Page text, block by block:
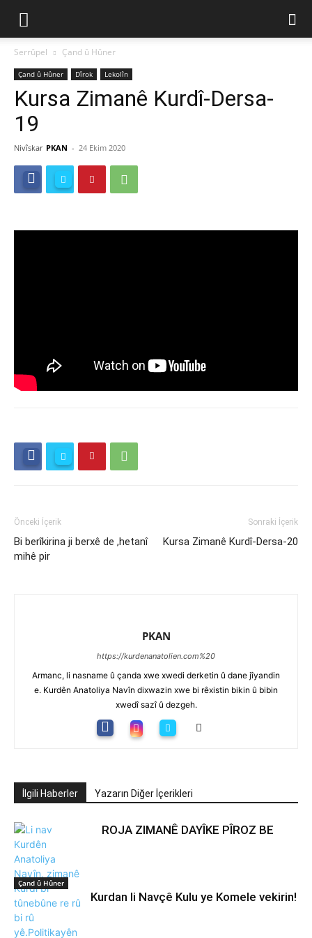
Serrûpel Çand û Hûner
Çand û Hûner Dîrok Lekolîn
Kursa Zimanê Kurdî-Dersa-
19
Nivîskar PKAN - 24 Ekim 2020
Önceki İçerik
Bi berîkirina ji berxê de ,hetanî
mihê pir
Sonraki İçerik
Kursa Zimanê Kurdî-Dersa-20
PKAN
https://kurdenanatolien.com%20
Armanc, li nasname û çanda xwe xwedi derketin û dane jîyandin
e. Kurdên Anatoliya Navîn dixwazin xwe bi rêxistin bikin û bibin
xwedî sazî û dezgeh.
İlgili Haberler Yazarın Diğer İçerikleri
ROJA ZIMANÊ DAYÎKE PÎROZ BE
Çand û Hûner
Kurdan li Navçê Kulu ye Komele vekirin!